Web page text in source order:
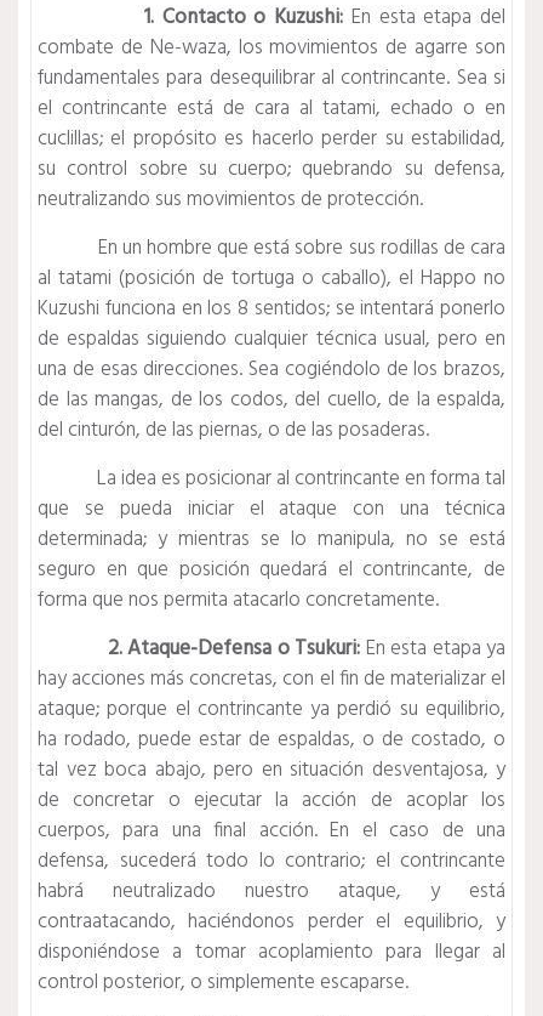
1. Contacto o Kuzushi: En esta etapa del
combate de Ne-waza, los movimientos de agarre son
fundamentales para desequilibrar al contrincante. Sea si
el contrincante está de cara al tatami, echado o en
cuclillas; el propósito es hacerlo perder su estabilidad,
su control sobre su cuerpo; quebrando su defensa,
neutralizando sus movimientos de protección.
En un hombre que está sobre sus rodillas de cara
al tatami (posición de tortuga o caballo), el Happo no
Kuzushi funciona en los 8 sentidos; se intentará ponerlo
de espaldas siguiendo cualquier técnica usual, pero en
una de esas direcciones. Sea cogiéndolo de los brazos,
de las mangas, de los codos, del cuello, de la espalda,
del cinturón, de las piernas, o de las posaderas.
La idea es posicionar al contrincante en forma tal
que se pueda iniciar el ataque con una técnica
determinada; y mientras se lo manipula, no se está
seguro en que posición quedará el contrincante, de
forma que nos permita atacarlo concretamente.
2. Ataque-Defensa o Tsukuri: En esta etapa ya
hay acciones más concretas, con el fin de materializar el
ataque; porque el contrincante ya perdió su equilibrio,
ha rodado, puede estar de espaldas, o de costado, o
tal vez boca abajo, pero en situación desventajosa, y
de concretar o ejecutar la acción de acoplar los
cuerpos, para una final acción. En el caso de una
defensa, sucederá todo lo contrario; el contrincante
habrá neutralizado nuestro ataque, y está
contraatacando, haciéndonos perder el equilibrio, y
disponiéndose a tomar acoplamiento para llegar al
control posterior, o simplemente escaparse.